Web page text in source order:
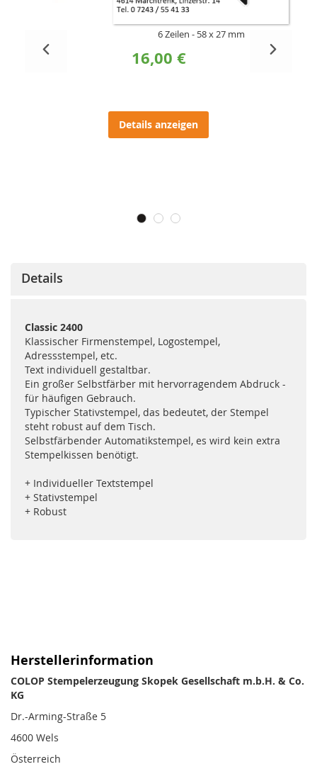
6 Zeilen 58 x 27 mm
16,00 €
Details anzeigen
Details
Classic 2400
Klassischer Firmenstempel, Logostempel,
Adressstempel, etc.
Text individuell gestaltbar.
Ein großer Selbstfärber mit hervorragendem Abdruck -
für häufigen Gebrauch.
Typischer Stativstempel, das bedeutet, der Stempel
steht robust auf dem Tisch.
Selbstfärbender Automatikstempel, es wird kein extra
Stempelkissen benötigt.
+ Individueller Textstempel
+ Stativstempel
+ Robust
Herstellerinformation
COLOP Stempelerzeugung Skopek Gesellschaft m.b.H. & Co.
KG
Dr.-Arming-Straße 5
4600 Wels
Österreich